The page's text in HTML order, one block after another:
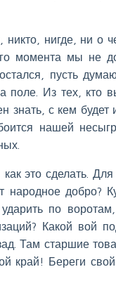
никто, нигде, ни о
момента мы не
пусть
поле. Из тех, кто
знать, с кем будет
нашей
это сделать. Для
народное добро?
по воротам,
Какой вой
Там старшие
край! Береги